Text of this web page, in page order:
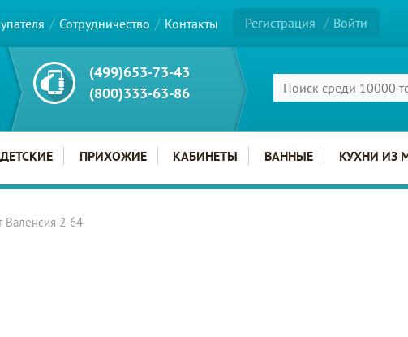
Сотрудничество Контакты Регистрация Войти
(499)653-73-43
(800)333-63-86
ДЕТСКИЕ ПРИХОЖИЕ КАБИНЕТЫ ВАННЫЕ КУХНИ ИЗ
Валенсия 2-64